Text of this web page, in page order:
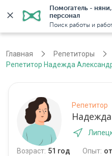
Помогатель -
персонал
Поиск работы и
Главная Репетиторы
Репетитор Надежда
Репетитор
Возраст: 51 год Опыт: